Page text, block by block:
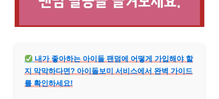
내가 좋아하는 아이돌 팬덤에 어떻게 가입해야 할
지 막막하다면? 아이돌보미 서비스에서 완벽 가이드
를 확인하세요!